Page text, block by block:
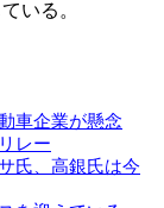
いる。
車企業が懸念
レー
氏、高銀氏は今